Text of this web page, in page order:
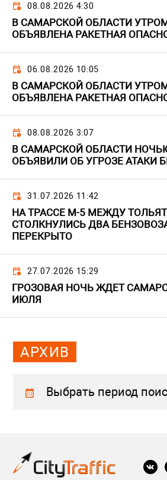
08.08.2026 4:30
В САМАРСКОЙ ОБЛАСТИ
ОБЪЯВЛЕНА РАКЕТНАЯ
06.08.2026 10:05
В САМАРСКОЙ ОБЛАСТИ
ОБЪЯВЛЕНА РАКЕТНАЯ
08.08.2026 3:07
В САМАРСКОЙ ОБЛАСТИ
ОБЪЯВИЛИ ОБ УГРОЗЕ АТАКИ
31.07.2026 11:42
НА ТРАССЕ М-5 МЕЖДУ
СТОЛКНУЛИСЬ ДВА
ПЕРЕКРЫТО
27.07.2026 15:29
ГРОЗОВАЯ НОЧЬ ЖДЕТ
ИЮЛЯ
АРХИВ
Выбрать период